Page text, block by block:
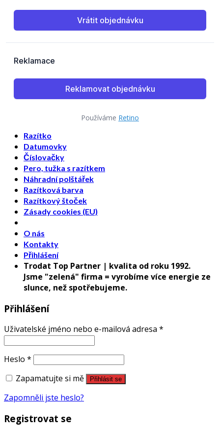
Používáme Retino
Razítko
Datumovky
Číslovačky
Pero, tužka s razítkem
Náhradní polštářek
Razítková barva
Razítkový štoček
Zásady cookies (EU)
O nás
Kontakty
Přihlášení
Trodat Top Partner | kvalita od roku 1992.
Jsme "zelená" firma = vyrobíme více energie ze
slunce, než spotřebujeme.
Přihlášení
Uživatelské jméno nebo e-mailová adresa *
Heslo *
Zapamatujte si mě
Přihlásit se
Zapomněli jste heslo?
Registrovat se